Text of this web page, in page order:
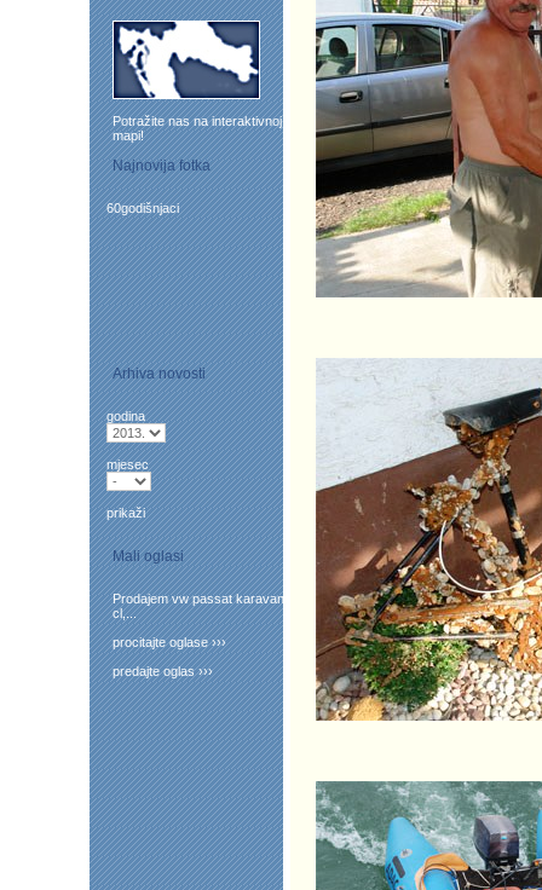
Potražite nas na interaktivnoj
mapi!
Najnovija fotka
60godišnjaci
Arhiva novosti
godina
mjesec
prikaži
Mali oglasi
Prodajem vw passat karavan
cl,...
procitajte oglase ›››
predajte oglas ›››